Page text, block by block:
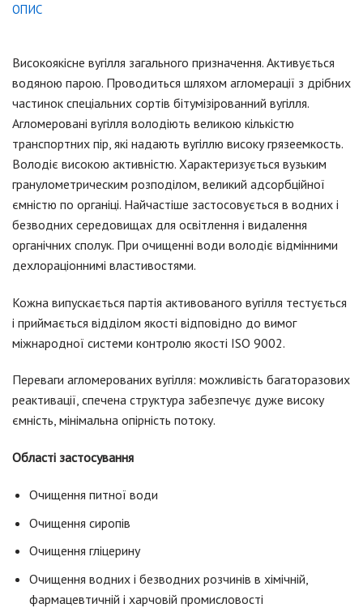
ОПИС
Високоякісне вугілля загального призначення. Активується
водяною парою. Проводиться шляхом агломерації з дрібних
частинок спеціальних сортів бітумізірованний вугілля.
Агломеровані вугілля володіють великою кількістю
транспортних пір, які надають вугіллю високу грязеемкость.
Володіє високою активністю. Характеризується вузьким
гранулометрическим розподілом, великий адсорбційної
ємністю по органіці. Найчастіше застосовується в водних і
безводних середовищах для освітлення і видалення
органічних сполук. При очищенні води володіє відмінними
дехлораціоннимі властивостями.
Кожна випускається партія активованого вугілля тестується
і приймається відділом якості відповідно до вимог
міжнародної системи контролю якості ISO 9002.
Переваги агломерованих вугілля: можливість багаторазових
реактивації, спечена структура забезпечує дуже високу
ємність, мінімальна опірність потоку.
Області застосування
Очищення питної води
Очищення сиропів
Очищення гліцерину
Очищення водних і безводних розчинів в хімічній,
фармацевтичній і харчовій промисловості